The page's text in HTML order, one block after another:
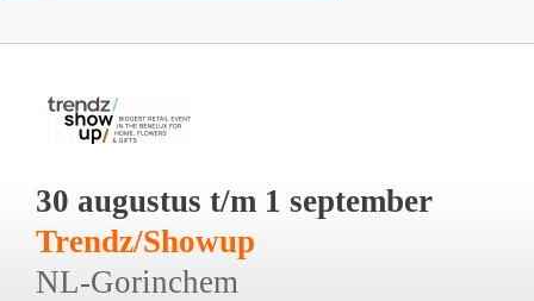
30 augustus t/m 1 september
Trendz/Showup
NL-Gorinchem